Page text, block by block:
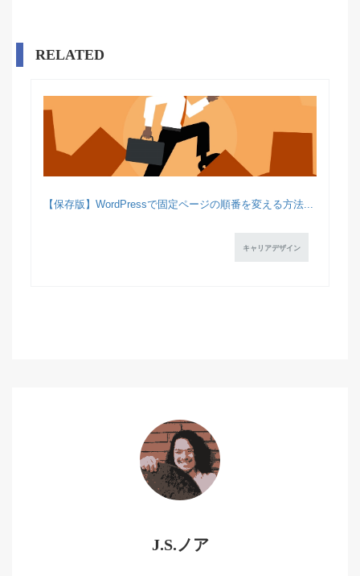
RELATED
【保存版】WordPressで固定ページの順番を変える方法...
キャリアデザイン
J.S.ノア